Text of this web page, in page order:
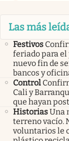
Las más
Festivos
feriado para el
nuevo fin de
bancos y
Control
Cali y
que hayan
HistoriasUna
terreno vacío.
voluntarios le